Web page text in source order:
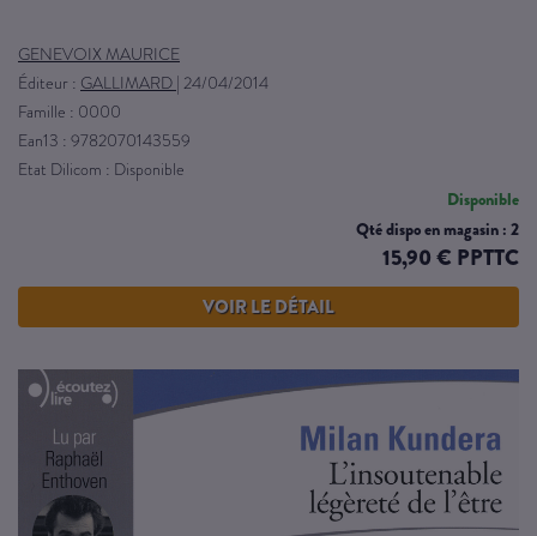
GENEVOIX MAURICE
Éditeur : GALLIMARD | 24/04/2014
Famille : 0000
Ean13 : 9782070143559
Etat Dilicom : Disponible
Disponible
Qté dispo en magasin : 2
15,90 € PPTTC
VOIR LE DÉTAIL